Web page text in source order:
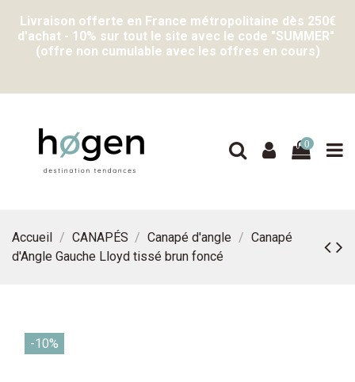
Livraison offerte en France métropolitaine dès 250€
d'achat - 10% sur tout le site avec le code "SUMMER"
(offre non cumulable avec les offres en cours)
0
Accueil CANAPÉS Canapé d'angle
Canapé
d'Angle Gauche Lloyd tissé brun foncé
-10%